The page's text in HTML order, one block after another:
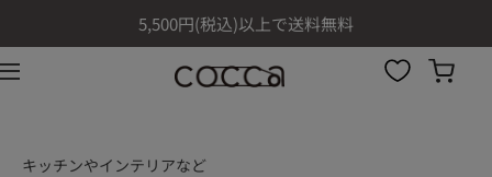
進む
5,500円(税込)以上で送料無料
キッチンやインテリアなど